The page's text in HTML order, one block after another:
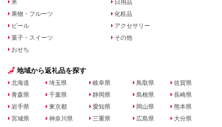
米
果物・フルーツ
ビール
菓子・スイーツ
おせち
日用品
化粧品
アクセサリー
その他
地域から返礼品を探す
北海道
青森県
岩手県
宮城県
埼玉県
千葉県
東京都
神奈川県
岐阜県
静岡県
愛知県
三重県
鳥取県
島根県
岡山県
広島県
佐賀県
長崎県
熊本県
大分県